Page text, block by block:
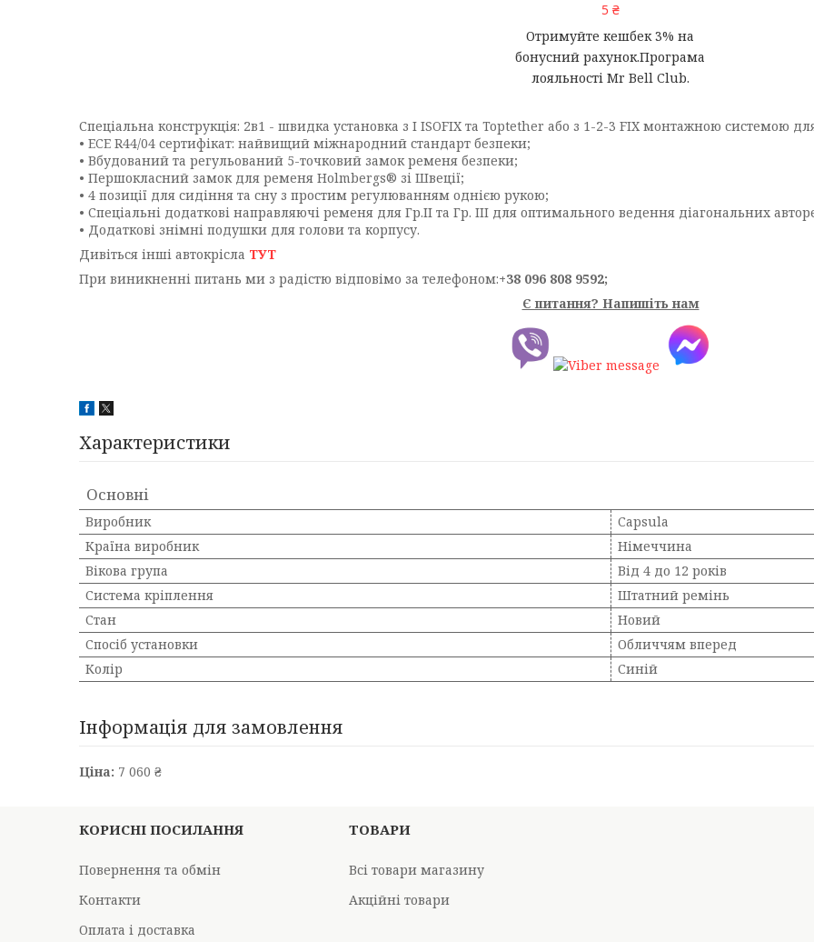
5 ₴
Отримуйте кешбек 3% на
бонусний рахунок.Програма
лояльності Mr Bell Club.
Спеціальна конструкція: 2в1 - швидка установка з I ISOFIX та Toptether або з 1-2-3 FIX монтажною системою
• ECE R44/04 сертифікат: найвищий міжнародний стандарт безпеки;
• Вбудований та регульований 5-точковий замок ременя безпеки;
• Першокласний замок для ременя Holmbergs® зі Швеції;
• 4 позиції для сидіння та сну з простим регулюванням однією рукою;
• Спеціальні додаткові направляючі ременя для Гр.ІІ та Гр. III для оптимального ведення діагональних
• Додаткові знімні подушки для голови та корпусу.
Дивіться інші автокрісла ТУТ
При виникненні питань ми з радістю відповімо за телефоном:+38 096 808 9592;
Є питання? Напишіть нам
Характеристики
Основні
Виробник
Capsula
Країна виробник
Німеччина
Вікова група
Від 4 до 12 років
Система кріплення
Штатний ремінь
Стан
Новий
Спосіб установки
Обличчям вперед
Колір
Синій
Інформація для замовлення
Ціна: 7 060 ₴
КОРИСНІ ПОСИЛАННЯ
Повернення та обмін
Контакти
Оплата і доставка
ТОВАРИ
Всі товари магазину
Акційні товари